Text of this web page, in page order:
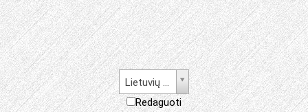
Lietuvių kalba
Redaguoti